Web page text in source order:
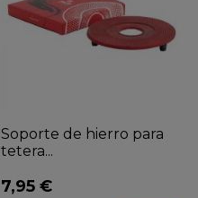
Soporte de hierro para
tetera...
7,95 €